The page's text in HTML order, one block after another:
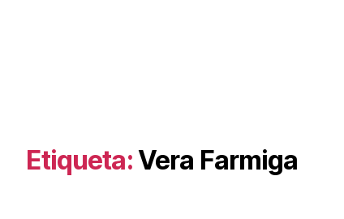
Etiqueta: Vera Farmiga